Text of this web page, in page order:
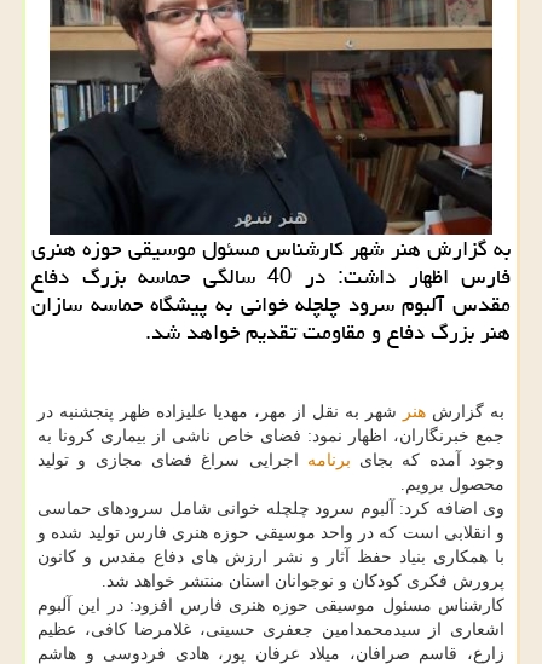
به گزارش هنر شهر كارشناس مسئول موسیقی حوزه هنری
فارس اظهار داشت: در 40 سالگی حماسه بزرگ دفاع
مقدس آلبوم سرود چلچله خوانی به پیشگاه حماسه سازان
هنر بزرگ دفاع و مقاومت تقدیم خواهد شد.
به گزارش هنر
شهر به نقل از مهر، مهدیا علیزاده ظهر پنجشنبه در
جمع خبرنگاران، اظهار نمود: فضای خاص ناشی از بیماری کرونا به
وجود آمده که بجای برنامه اجرایی سراغ فضای مجازی و تولید
محصول برویم.
وی اضافه کرد: آلبوم سرود چلچله خوانی شامل سرودهای حماسی
و انقلابی است که در واحد موسیقی حوزه هنری فارس تولید شده و
با همکاری بنیاد حفظ آثار و نشر ارزش های دفاع مقدس و کانون
پرورش فکری کودکان و نوجوانان استان منتشر خواهد شد.
کارشناس مسئول موسیقی حوزه هنری فارس افزود: در این آلبوم
اشعاری از سیدمحمدامین جعفری حسینی، غلامرضا کافی، عظیم
زارع، قاسم صرافان، میلاد عرفان پور، هادی فردوسی و هاشم